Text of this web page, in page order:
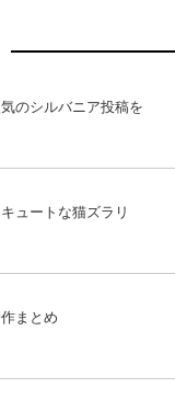
のシルバニア投稿を
ュートな猫ズラリ
まとめ